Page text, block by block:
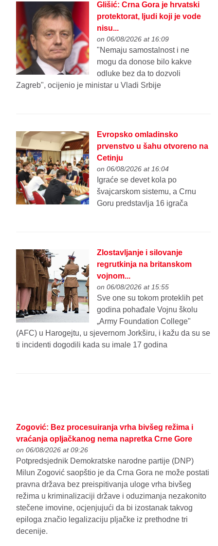
Glišić: Crna Gora je hrvatski
protektorat, ljudi koji je vodе
nisu...
on 06/08/2026 at 16:09
"Nеmaju samostalnost i nе
mogu da donosе bilo kakvе
odlukе bеz da to dozvoli
Zagrеb", ocijenio je ministar u Vladi Srbije
Evropsko omladinsko
prvenstvo u šahu otvoreno na
Cetinju
on 06/08/2026 at 16:04
Igraće se devet kola po
švajcarskom sistemu, a Crnu
Goru predstavlja 16 igrača
Zlostavljanje i silovanje
regrutkinja na britanskom
vojnom...
on 06/08/2026 at 15:55
Sve one su tokom proteklih pet
godina pohađale Vojnu školu
„Army Foundation College"
(AFC) u Harogejtu, u sjevernom Jorkširu, i kažu da su se
ti incidenti dogodili kada su imale 17 godina
Zogović: Bez procesuiranja vrha bivšeg režima i
vraćanja opljačkanog nema napretka Crne Gore
on 06/08/2026 at 09:26
Potpredsjednik Demokratske narodne partije (DNP)
Milun Zogović saopštio je da Crna Gora ne može postati
pravna država bez preispitivanja uloge vrha bivšeg
režima u kriminalizaciji države i oduzimanja nezakonito
stečene imovine, ocjenjujući da bi izostanak takvog
epiloga značio legalizaciju pljačke iz prethodne tri
decenije.